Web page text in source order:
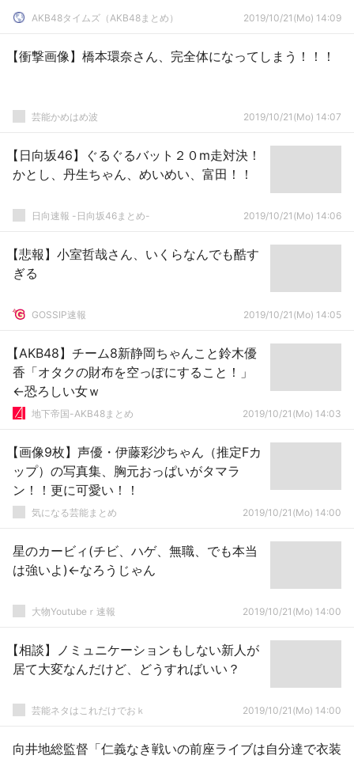
AKB48タイムズ（AKB48まとめ） 2019/10/21(Mo) 14:09
【衝撃画像】橋本環奈さん、完全体になってしまう！！！
芸能かめはめ波 2019/10/21(Mo) 14:07
【日向坂46】ぐるぐるバット２０m走対決！
かとし、丹生ちゃん、めいめい、富田！！
日向速報 -日向坂46まとめ- 2019/10/21(Mo) 14:06
【悲報】小室哲哉さん、いくらなんでも酷す
ぎる
GOSSIP速報 2019/10/21(Mo) 14:05
【AKB48】チーム8新静岡ちゃんこと鈴木優
香「オタクの財布を空っぽにすること！」
←恐ろしい女ｗ
地下帝国-AKB48まとめ 2019/10/21(Mo) 14:03
【画像9枚】声優・伊藤彩沙ちゃん（推定Fカ
ップ）の写真集、胸元おっぱいがタマラ
ン！！更に可愛い！！
気になる芸能まとめ 2019/10/21(Mo) 14:00
星のカービィ(チビ、ハゲ、無職、でも本当
は強いよ)←なろうじゃん
大物Youtubeｒ速報 2019/10/21(Mo) 14:00
【相談】ノミュニケーションもしない新人が
居て大変なんだけど、どうすればいい？
芸能ネタはこれだけでおｋ 2019/10/21(Mo) 14:00
向井地総監督「仁義なき戦いの前座ライブは自分達で衣装